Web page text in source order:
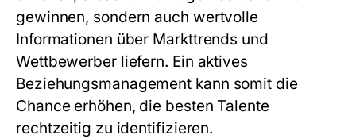
gewinnen, sondern auch wertvolle
Informationen über Markttrends und
Wettbewerber liefern. Ein aktives
Beziehungsmanagement kann somit die
Chance erhöhen, die besten Talente
rechtzeitig zu identifizieren.